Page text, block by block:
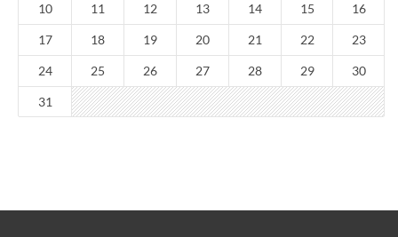
10 11 12 13 14 15 16
17 18 19 20 21 22 23
24 25 26 27 28 29 30
31